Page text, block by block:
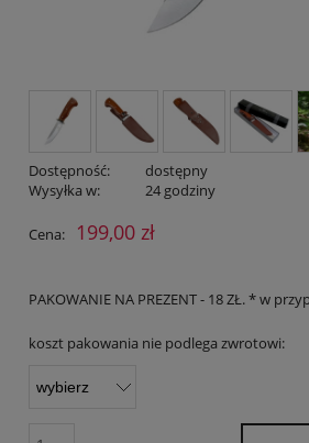
Dostępność:
dostępny
Wysyłka w:
24 godziny
Cena: 199,00 zł
PAKOWANIE NA PREZENT - 18 ZŁ. * w
koszt pakowania nie podlega zwrotowi: